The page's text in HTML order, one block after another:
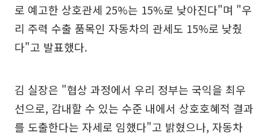
로 예고한 상호관세 25%는 15%로 낮아진다"며 "우
리 주력 수출 품목인 자동차의 관세도 15%로 낮췄
다"고 발표했다.
김 실장은 "협상 과정에서 우리 정부는 국익을 최우
선으로, 감내할 수 있는 수준 내에서 상호호혜적 결과
를 도출한다는 자세로 임했다"고 밝혔으나, 자동차